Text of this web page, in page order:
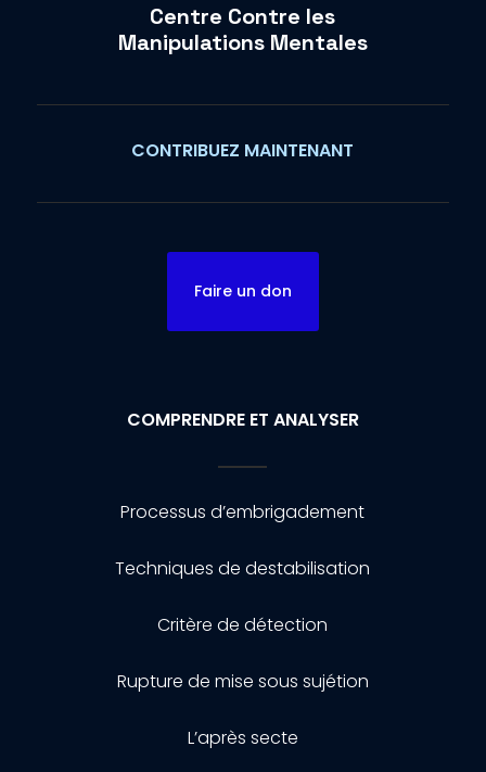
Centre Contre les
Manipulations Mentales
CONTRIBUEZ MAINTENANT
Faire un don
COMPRENDRE ET ANALYSER
Processus d’embrigadement
Techniques de destabilisation
Critère de détection
Rupture de mise sous sujétion
L’après secte